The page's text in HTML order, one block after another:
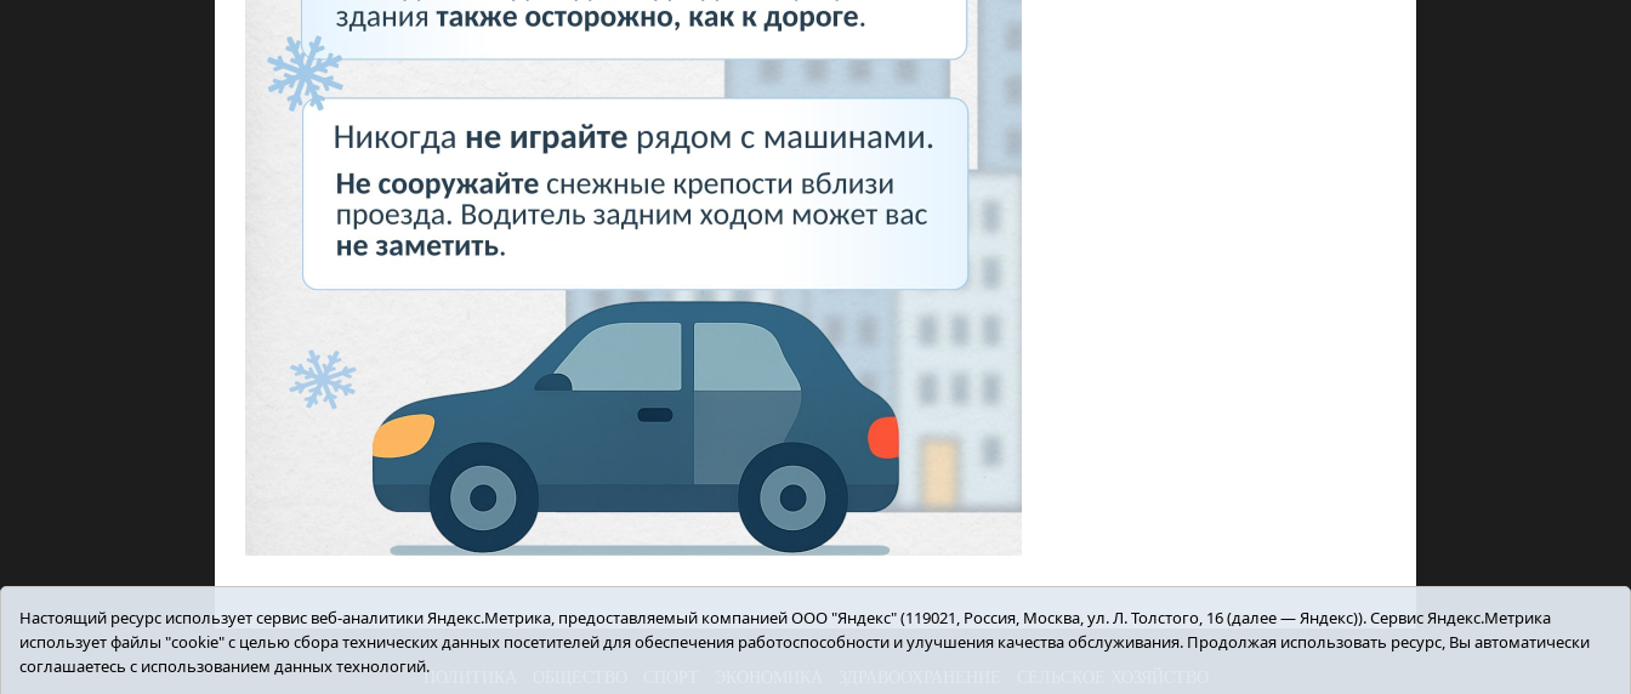
ПОЛИТИКА
Настоящий ресурс использует сервис веб-аналитики Яндекс.Метрика, предоставляемый компанией ООО "Яндекс" (119021, Россия, Москва, ул. Л. Толстого, 16 (далее — Яндекс)). Сервис Яндекс.Метрика
использует файлы "cookie" с целью сбора технических данных посетителей для обеспечения работоспособности и улучшения качества обслуживания. Продолжая использовать ресурс, Вы автоматически
соглашаетесь с использованием данных технологий.